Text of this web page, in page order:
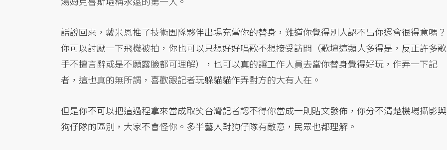
話說回來，戴米恩推了技術團隊夥伴出場充當你的替身，難道你覺得別人認不出你還會很得意嗎？
你可以討厭一下飛機被拍，你也可以只想好好唱歌不想接受訪問（歌壇這類人多得是，反正許多歌
手不擅言辭或是不願露臉都可理解），也可以真的讓工作人員去當你替身覺得好玩，作弄一下記
者，這也真的無所謂，喜歡跟記者玩躲貓貓作弄對方的大有人在。
但是你不可以把這過程拿來當成取笑台灣記者認不得你當成一則貼文發佈，你分不清楚機場攝影與
狗仔隊的區別，大家不會怪你。多半藝人對狗仔隊有敵意，民眾也都理解。